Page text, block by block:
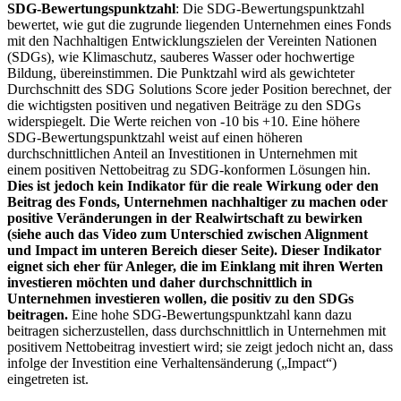
SDG-Bewertungspunktzahl: Die SDG-Bewertungspunktzahl
bewertet, wie gut die zugrunde liegenden Unternehmen eines Fonds
mit den Nachhaltigen Entwicklungszielen der Vereinten Nationen
(SDGs), wie Klimaschutz, sauberes Wasser oder hochwertige
Bildung, übereinstimmen. Die Punktzahl wird als gewichteter
Durchschnitt des SDG Solutions Score jeder Position berechnet, der
die wichtigsten positiven und negativen Beiträge zu den SDGs
widerspiegelt. Die Werte reichen von -10 bis +10. Eine höhere
SDG-Bewertungspunktzahl weist auf einen höheren
durchschnittlichen Anteil an Investitionen in Unternehmen mit
einem positiven Nettobeitrag zu SDG-konformen Lösungen hin.
Dies ist jedoch kein Indikator für die reale Wirkung oder den
Beitrag des Fonds, Unternehmen nachhaltiger zu machen oder
positive Veränderungen in der Realwirtschaft zu bewirken
(siehe auch das Video zum Unterschied zwischen Alignment
und Impact im unteren Bereich dieser Seite). Dieser Indikator
eignet sich eher für Anleger, die im Einklang mit ihren Werten
investieren möchten und daher durchschnittlich in
Unternehmen investieren wollen, die positiv zu den SDGs
beitragen. Eine hohe SDG-Bewertungspunktzahl kann dazu
beitragen sicherzustellen, dass durchschnittlich in Unternehmen mit
positivem Nettobeitrag investiert wird; sie zeigt jedoch nicht an, dass
infolge der Investition eine Verhaltensänderung („Impact“)
eingetreten ist.